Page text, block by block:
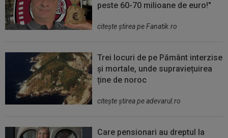
peste 60-70 milioane de euro!"
citeşte ştirea pe Fanatik.ro
Trei locuri de pe Pământ interzise
și mortale, unde supraviețuirea
ține de noroc
citeşte ştirea pe adevarul.ro
Care pensionari au dreptul la